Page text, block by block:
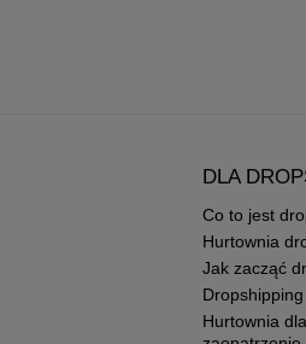
DLA
Co to jest
Hurtownia
Jak zacząć
Hurtownia